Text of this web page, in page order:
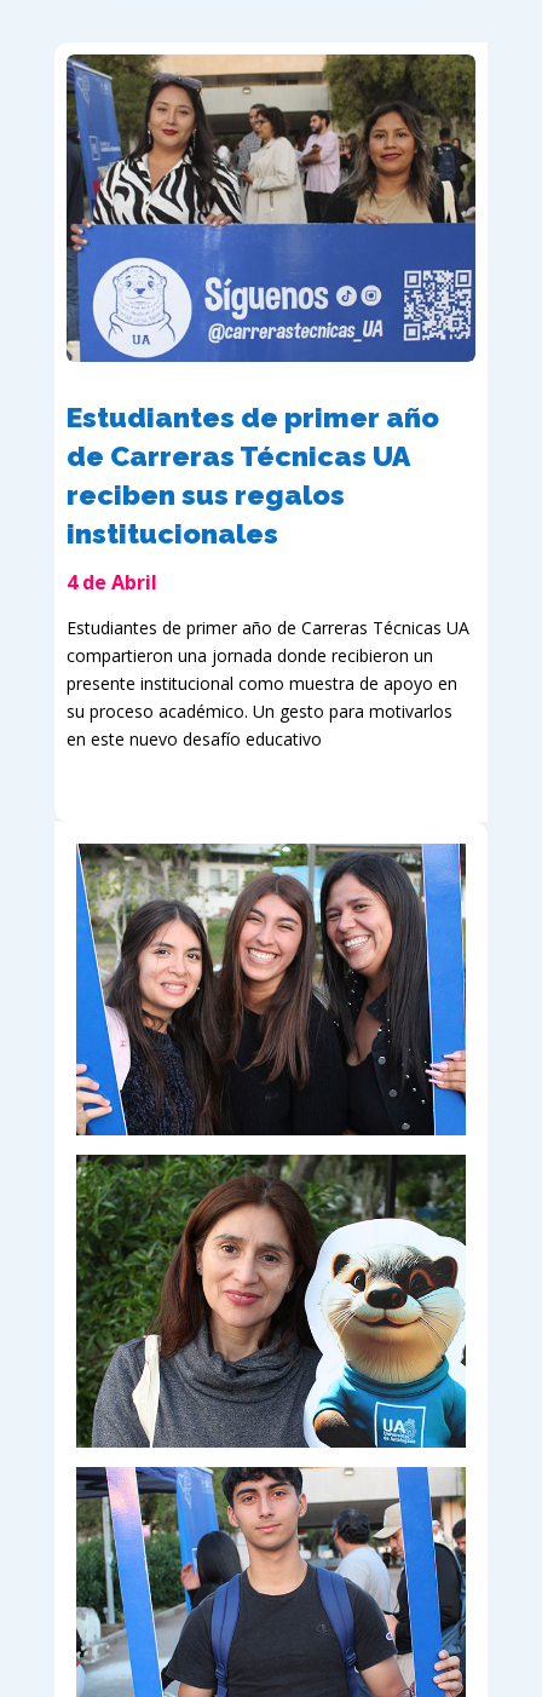
Estudiantes de primer año
de Carreras Técnicas UA
reciben sus regalos
institucionales
4 de Abril
Estudiantes de primer año de Carreras Técnicas UA
compartieron una jornada donde recibieron un
presente institucional como muestra de apoyo en
su proceso académico. Un gesto para motivarlos
en este nuevo desafío educativo